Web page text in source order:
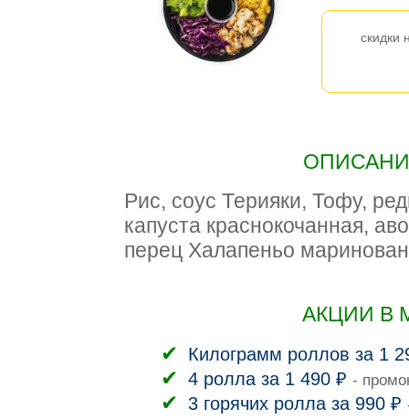
скидки
Рис, соус Терияки, Тофу,
капуста краснокочанная,
перец Халапеньо
АКЦИИ В
Килограмм роллов за 1
4 ролла за 1 490 ₽ -
3 горячих ролла за 990 ₽